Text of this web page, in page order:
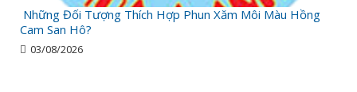
Những Đối Tượng Thích Hợp Phun Xăm Môi Màu Hồng
Cam San Hô?
03/08/2026